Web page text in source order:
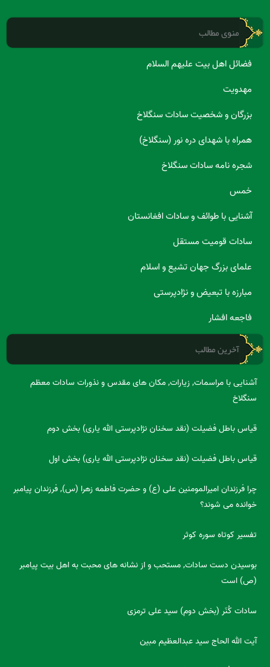
منوی مطالب
فضائل اهل بیت علیهم السلام
مهدویت
بزرگان و شخصیت سادات سنگلاخ
همراه با شهدای دره نور (سنگلاخ)
شجره نامه سادات سنگلاخ
خمس
آشنایی با طوائف و سادات افغانستان
سادات قومیت مستقل
علمای بزرگ جهان تشیع و اسلام
مبارزه با تبعیض و نژادپرستی
فاجعه افشار
آخرین مطالب
آشنایی با مراسمات, زیارات, مکان های مقدس و نذورات سادات معظم
سنگلاخ
قیاس باطل فضیلت (نقد سخنان نژادپرستی الله یاری) بخش دوم
قیاس باطل فضیلت (نقد سخنان نژادپرستی الله یاری) بخش اول
چرا فرزندان امیرالمومنین علی (ع) و حضرت فاطمه زهرا (س), فرزندان پیامبر
خوانده می شوند؟
تفسیر کوتاه سوره کوثر
بوسیدن دست سادات, مستحب و از نشانه های محبت به اهل بیت پیامبر
(ص) است
سادات کُنَر (بخش دوم) سید علی ترمزی
آیت الله الحاج سید عبدالعظیم مبین